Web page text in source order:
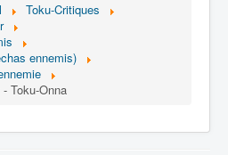
Toku-Critiques
ennemis)
Toku-Onna